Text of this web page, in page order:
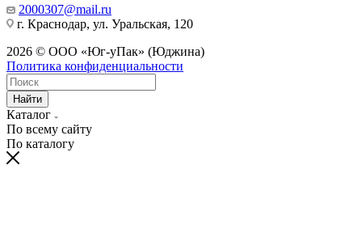
2000307@mail.ru
г. Краснодар, ул. Уральская, 120
2026 © ООО «Юг-уПак» (Юджина)
Политика конфиденциальности
Найти
Каталог
По всему сайту
По каталогу